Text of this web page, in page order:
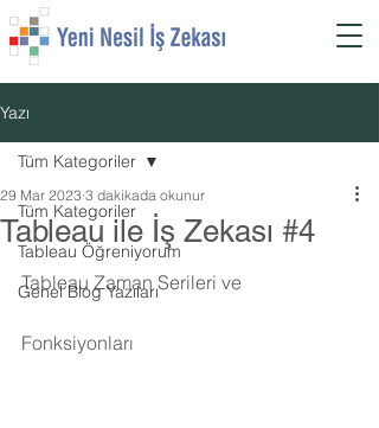
Yazı
Tüm Kategoriler
Tableau Öğreniyorum
Genel Blog Yazıları
Tüm Kategoriler
Tableau ile İş Zekası #4
29 Mar 2023 3 dakikada okunur
Tableau Zaman Serileri ve
Fonksiyonları